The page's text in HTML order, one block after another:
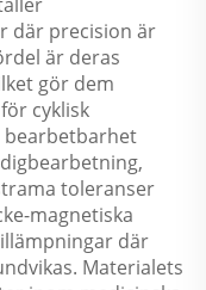
där precision är
är deras
gör dem
cyklisk
bearbetbarhet
toleranser
magnetiska
där
Materialets